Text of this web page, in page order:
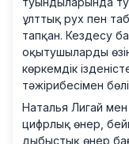
ұлттық рух пен
тапқан. Кездесу
оқытушыларды
көркемдік
тәжірибесімен
Наталья Лигай мен
цифрлық өнер,
дыбыстық өнер